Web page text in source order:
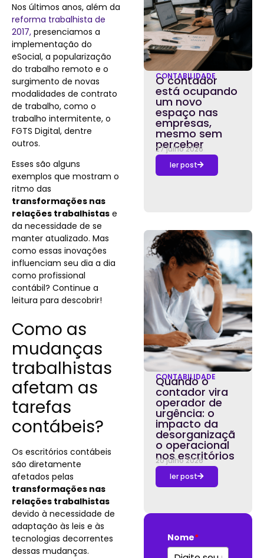
Nos últimos anos, além da
reforma trabalhista de
2017, presenciamos a
implementação do
eSocial, a popularização
do trabalho remoto e o
surgimento de novas
modalidades de contrato
de trabalho, como o
trabalho intermitente, o
FGTS Digital, dentre
outros.
Esses são alguns
exemplos que mostram o
ritmo das
transformações nas
relações trabalhistas e
da necessidade de se
manter atualizado. Mas
como essas inovações
influenciam seu dia a dia
como profissional
contábil? Continue a
leitura para descobrir!
Como as
mudanças
trabalhistas
afetam as
tarefas
contábeis?
Os escritórios contábeis
são diretamente
afetados pelas
transformações nas
relações trabalhistas
devido à necessidade de
adaptação às leis e às
tecnologias decorrentes
dessas mudanças.
CONTABILIDADE
O contador
está ocupando
um novo
espaço nas
empresas,
mesmo sem
perceber
27 julho 2026
ler post
CONTABILIDADE
Quando o
contador vira
operador de
urgência: o
impacto da
desorganizaçã
o operacional
nos escritórios
20 julho 2026
ler post
Nome*